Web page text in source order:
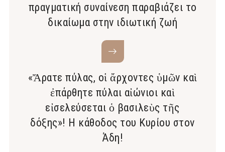
πραγματική συναίνεση παραβιάζει το
δικαίωμα στην ιδιωτική ζωή
«Ἄρατε πύλας, οἱ ἄρχοντες ὑμῶν καὶ
ἐπάρθητε πύλαι αἰώνιοι καὶ
εἰσελεύσεται ὁ βασιλεὺς τῆς
δόξης»! Η κάθοδος του Κυρίου στον
Άδη!